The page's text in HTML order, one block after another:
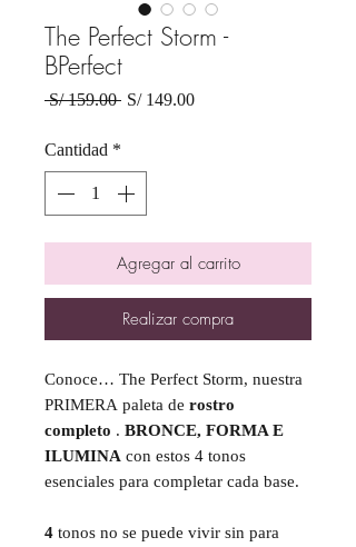
The Perfect Storm -
BPerfect
S/ 159.00 Precio
S/ 149.00Precio
Cantidad *
Agregar al carrito
Realizar compra
Conoce… The Perfect Storm, nuestra
PRIMERA paleta de rostro
completo . BRONCE, FORMA E
ILUMINA con estos 4 tonos
esenciales para completar cada base.
4 tonos no se puede vivir sin para